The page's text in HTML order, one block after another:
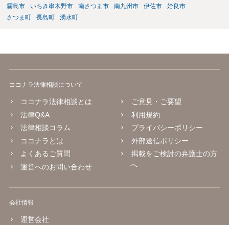
霧島市
いちき串木野市 南さつま市 南九州市 伊佐市
姶良市
さつま町
長島町 湧水町
ココナラ法律相談について
ココナラ法律相談とは
法律Q&A
法律相談コラム
ココナラとは
よくあるご質問
運営へのお問い合わせ
ご意見・ご要望
利用規約
プライバシーポリシー
外部送信ポリシー
掲載をご検討の弁護士の方
へ
会社情報
運営会社